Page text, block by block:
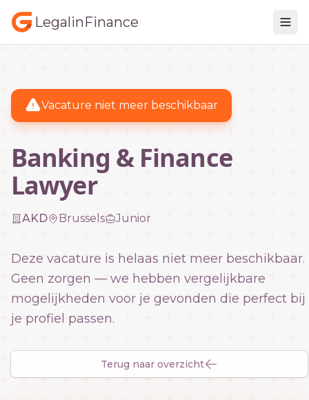
LegalinFinance
Vacature niet meer beschikbaar
Banking & Finance
Lawyer
AKD Brussels Junior
Deze vacature is helaas niet meer beschikbaar.
Geen zorgen — we hebben vergelijkbare
mogelijkheden voor je gevonden die perfect bij
je profiel passen.
Terug naar overzicht